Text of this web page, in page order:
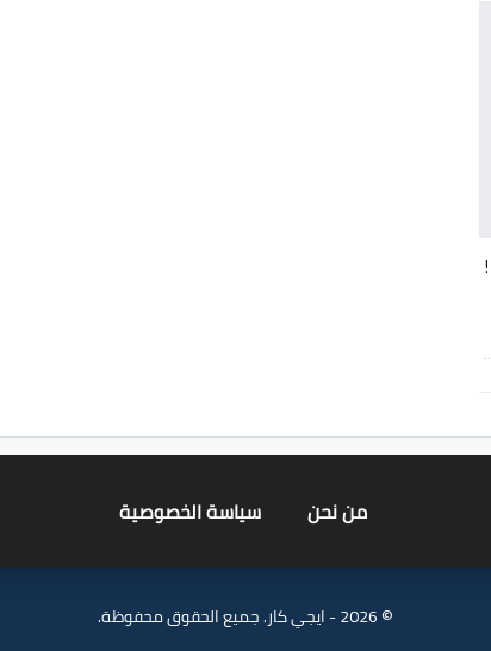
من نحن سياسة الخصوصية
© 2026 - ايجي كار. جميع الحقوق محفوظة.